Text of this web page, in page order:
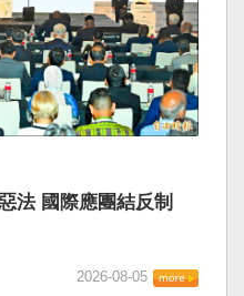
法 國際應團結反制
2026-08-05